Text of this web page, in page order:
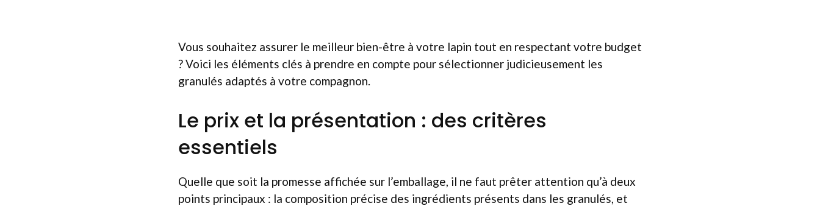
Vous souhaitez assurer le meilleur bien-être à votre lapin tout en respectant votre budget
? Voici les éléments clés à prendre en compte pour sélectionner judicieusement les
granulés adaptés à votre compagnon.
Le prix et la présentation : des critères
essentiels
Quelle que soit la promesse affichée sur l’emballage, il ne faut prêter attention qu’à deux
points principaux : la composition précise des ingrédients présents dans les granulés, et